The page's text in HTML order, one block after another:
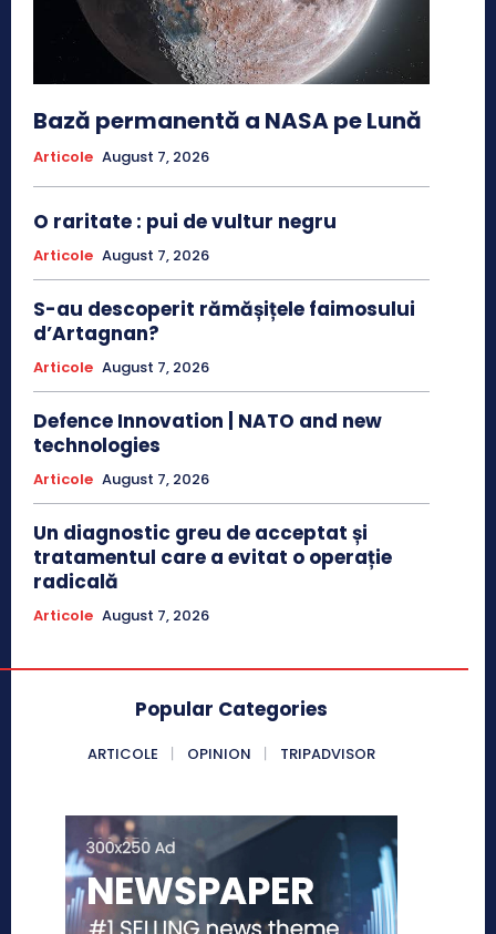
Bază permanentă a NASA pe Lună
Articole August 7, 2026
O raritate : pui de vultur negru
Articole August 7, 2026
S-au descoperit rămășițele faimosului
d’Artagnan?
Articole August 7, 2026
Defence Innovation | NATO and new
technologies
Articole August 7, 2026
Un diagnostic greu de acceptat și
tratamentul care a evitat o operație
radicală
Articole August 7, 2026
Popular Categories
ARTICOLE OPINION TRIPADVISOR